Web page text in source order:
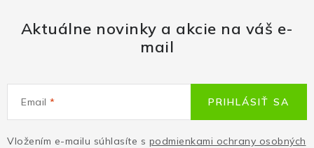
Aktuálne novinky a akcie na váš e-
mail
Email
Vložením e-mailu súhlasíte s podmienkami ochrany osobných
PRIHLÁSIŤ SA